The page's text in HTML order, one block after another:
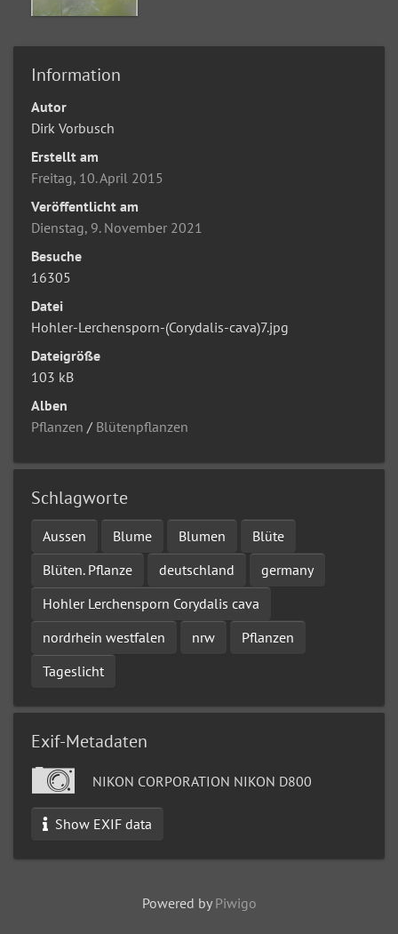
Information
Autor
Dirk Vorbusch
Erstellt am
Freitag, 10. April 2015
Veröffentlicht am
Dienstag, 9. November 2021
Besuche
16305
Datei
Hohler-Lerchensporn-(Corydalis-cava)7.jpg
Dateigröße
103 kB
Alben
Pflanzen / Blütenpflanzen
Schlagworte
Aussen Blume Blumen
Blüte
Blüten. Pflanze
deutschland
germany
Hohler Lerchensporn Corydalis cava
nordrhein westfalen
nrw
Pflanzen
Tageslicht
Exif-Metadaten
NIKON CORPORATION NIKON D800
Show EXIF data
Powered by Piwigo